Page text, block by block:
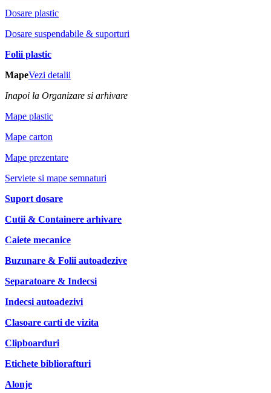
Dosare plastic
Dosare suspendabile & suporturi
Folii plastic
MapeVezi detalii
Inapoi la Organizare si arhivare
Mape plastic
Mape carton
Mape prezentare
Serviete si mape semnaturi
Suport dosare
Cutii & Containere arhivare
Caiete mecanice
Buzunare & Folii autoadezive
Separatoare & Indecsi
Indecsi autoadezivi
Clasoare carti de vizita
Clipboarduri
Etichete bibliorafturi
Alonje